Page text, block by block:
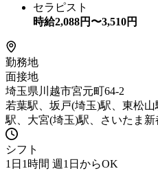
セラピスト
時給2,088円〜3,510円
勤務地
面接地
埼玉県川越市宮元町64-2
若葉駅、坂戸(埼玉)駅、東松
駅、大宮(埼玉)駅、さいたま
シフト
1日1時間 週1日からOK